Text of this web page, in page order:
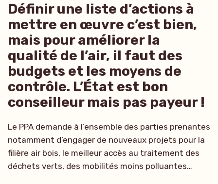
Définir une liste d’actions à
mettre en œuvre c’est bien,
mais pour améliorer la
qualité de l’air, il faut des
budgets et les moyens de
contrôle. L’État est bon
conseilleur mais pas payeur !
Le PPA demande à l’ensemble des parties prenantes
notamment d’engager de nouveaux projets pour la
filière air bois, le meilleur accès au traitement des
déchets verts, des mobilités moins polluantes…